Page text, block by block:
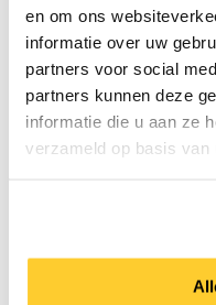
en om ons
informatie over uw
partners voor social
partners kunnen deze
informatie die u aan ze
verzameld op basis van
en kwaliteiten tegen
vergoeden de meeste
Het is verstandig om
een afspraak te maken
maanden van tevoren